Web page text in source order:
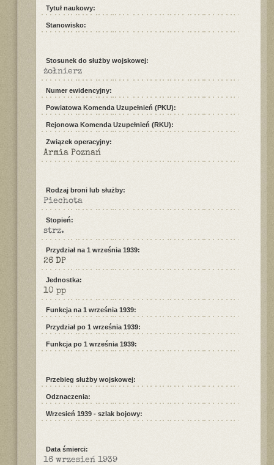
Tytuł naukowy:
Stanowisko:
Stosunek do służby wojskowej:
żołnierz
Numer ewidencyjny:
Powiatowa Komenda Uzupełnień (PKU):
Rejonowa Komenda Uzupełnień (RKU):
Związek operacyjny:
Armia Poznań
Rodzaj broni lub służby:
Piechota
Stopień:
strz.
Przydział na 1 września 1939:
26 DP
Jednostka:
10 pp
Funkcja na 1 września 1939:
Przydział po 1 września 1939:
Funkcja po 1 września 1939:
Przebieg służby wojskowej:
Odznaczenia:
Wrzesień 1939 - szlak bojowy:
Data śmierci:
16 wrzesień 1939